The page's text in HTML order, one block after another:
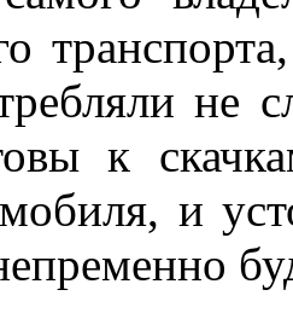
не
к
и